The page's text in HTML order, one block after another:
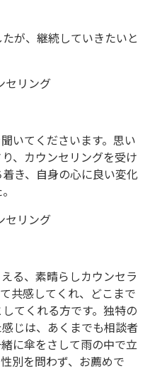
が、継続していきたいと
セリング
いてくださいます。思い
、カウンセリングを受け
き、自身の心に良い変化
セリング
る、素晴らしカウンセラ
共感してくれ、どこまで
てくれる方です。独特の
じは、あくまでも相談者
に傘をさして雨の中で立
別を問わず、お薦めで